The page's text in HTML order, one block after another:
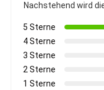
Nachstehend wird
5 Sterne
4 Sterne
3 Sterne
2 Sterne
1 Sterne